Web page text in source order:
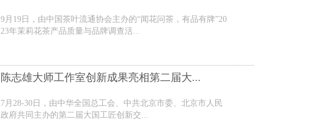
9月19日，由中国茶叶流通协会主办的“闻花问茶，有品有牌”20
23年茉莉花茶产品质量与品牌调查活...
陈志雄大师工作室创新成果亮相第二届大...
7月28-30日，由中华全国总工会、中共北京市委、北京市人民
政府共同主办的第二届大国工匠创新交...